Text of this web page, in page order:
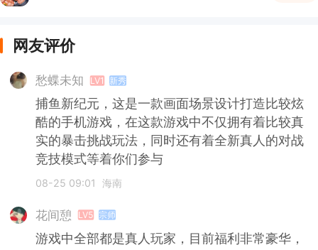
网友评价
愁蝶未知 LV1 新秀
捕鱼新纪元，这是一款画面场景设计打造比较炫
酷的手机游戏，在这款游戏中不仅拥有着比较真
实的暴击挑战玩法，同时还有着全新真人的对战
竞技模式等着你们参与
08-25 09:01 海南
花间憩 LV5 宗师
游戏中全部都是真人玩家，目前福利非常豪华，